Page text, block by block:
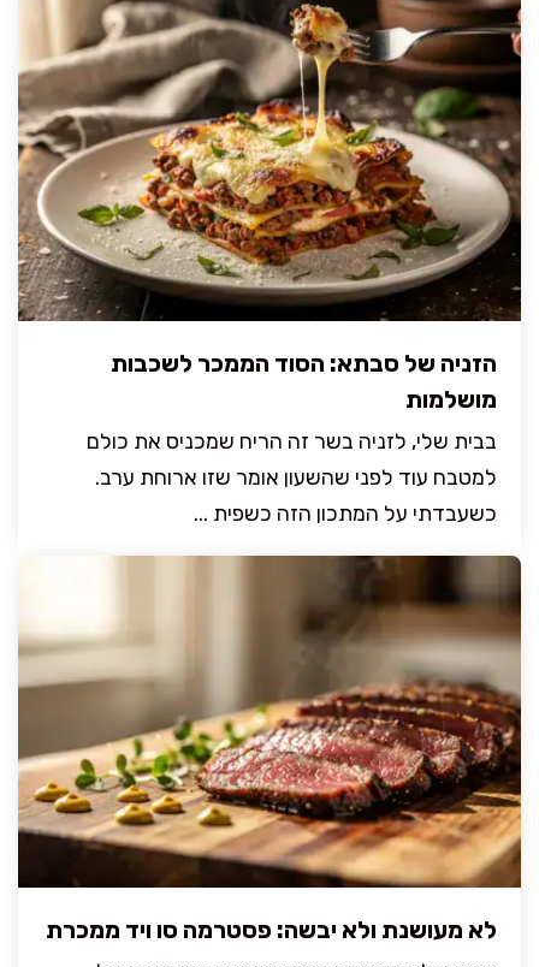
הזניה של סבתא: הסוד הממכר לשכבות
מושלמות
בבית שלי, לזניה בשר זה הריח שמכניס את כולם
למטבח עוד לפני שהשעון אומר שזו ארוחת ערב.
כשעבדתי על המתכון הזה כשפית ...
לא מעושנת ולא יבשה: פסטרמה סו ויד ממכרת